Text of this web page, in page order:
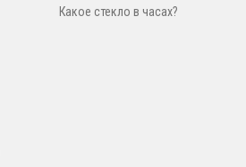
Какое стекло в часах?